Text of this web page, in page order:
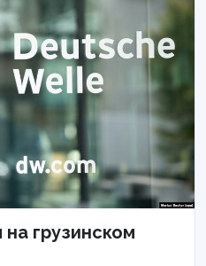
грузинском